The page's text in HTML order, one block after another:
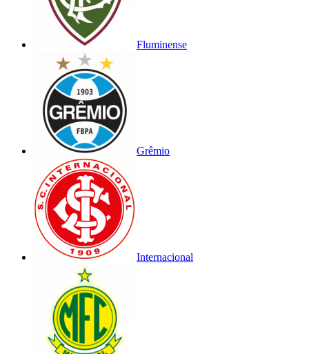
Fluminense
Grêmio
Internacional